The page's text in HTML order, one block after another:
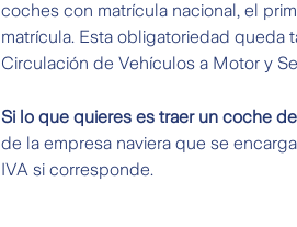
coches con matrícula nacional, el
matrícula. Esta obligatoriedad queda
Circulación de Vehículos a Motor y
Si lo que quieres es traer un coche
de la empresa naviera que se
IVA si corresponde.